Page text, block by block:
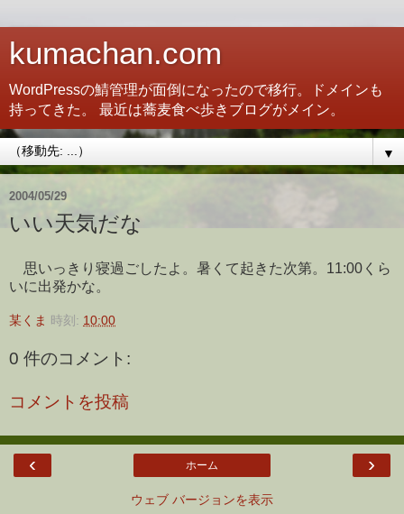
kumachan.com
WordPressの鯖管理が面倒になったので移行。ドメインも
持ってきた。 最近は蕎麦食べ歩きブログがメイン。
▼
2004/05/29
いい天気だな
思いっきり寝過ごしたよ。暑くて起きた次第。11:00くら
いに出発かな。
某くま 時刻: 10:00
0 件のコメント:
コメントを投稿
‹ ›
ホーム
ウェブ バージョンを表示